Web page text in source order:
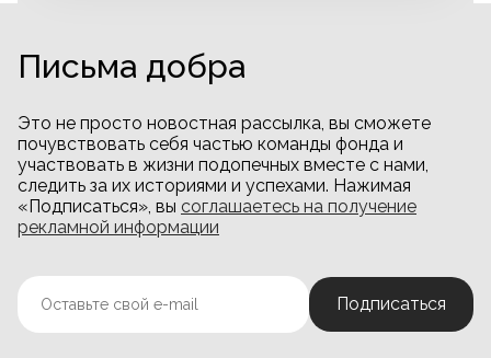
Письма добра
Это не просто новостная рассылка, вы сможете
почувствовать себя частью команды фонда и
участвовать в жизни подопечных вместе с нами,
следить за их историями и успехами. Нажимая
«Подписаться», вы соглашаетесь на получение
рекламной информации